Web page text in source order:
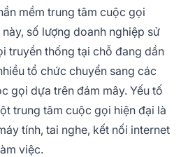
mềm trung tâm cuộc gọi
số lượng doanh nghiệp sử
truyền thống tại chỗ đang dần
tổ chức chuyển sang các
gọi dựa trên đám mây. Yếu tố
trung tâm cuộc gọi hiện đại là
tính, tai nghe, kết nối internet
việc.